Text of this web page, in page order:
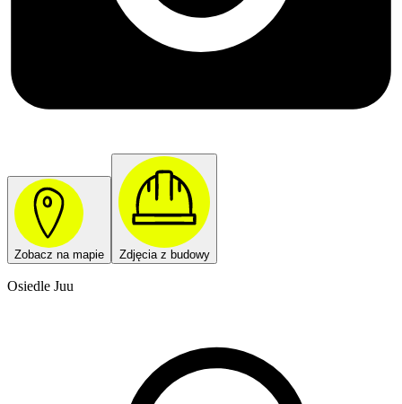
Zobacz na mapie Zdjęcia z budowy
Osiedle Juu